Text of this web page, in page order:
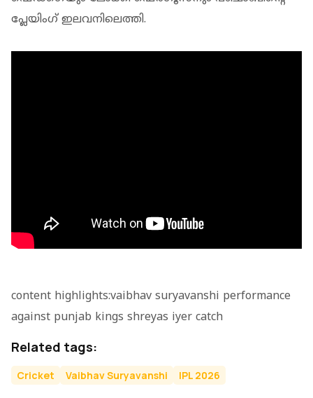
പ്ലേയിംഗ് ഇലവനിലെത്തി.
content highlights:vaibhav suryavanshi performance
against punjab kings shreyas iyer catch
Related tags:
Cricket Vaibhav Suryavanshi IPL 2026